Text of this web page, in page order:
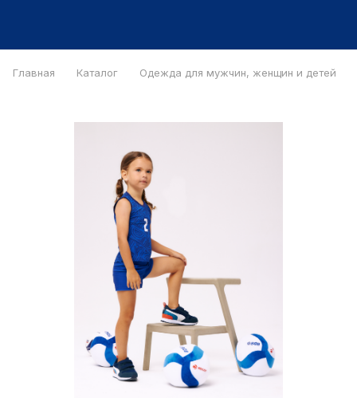
Главная Каталог Одежда для мужчин, женщин и детей